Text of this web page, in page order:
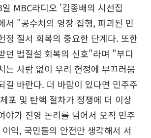
MBC라디오 '김종배의 시선집
서 "공수처의 영장 집행, 파괴된 민
정 질서 회복의 중요한 단계다. 또한
던 법질설 회복의 신호"라며 "부디
는 사람 없이 우리 헌정에 부끄러움
길 바란다. 더 바람이 있다면 민주주
포 및 탄핵 절차가 정쟁에 더 이상
야가 진영 논리를 넘어서 오직 민주
익, 국민들의 안전만 생각해서 서